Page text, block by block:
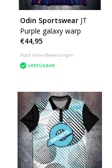
Odin Sportswear JT
Purple galaxy warp
€44,95
Noch keine Bewertungen
VERFÜGBAR